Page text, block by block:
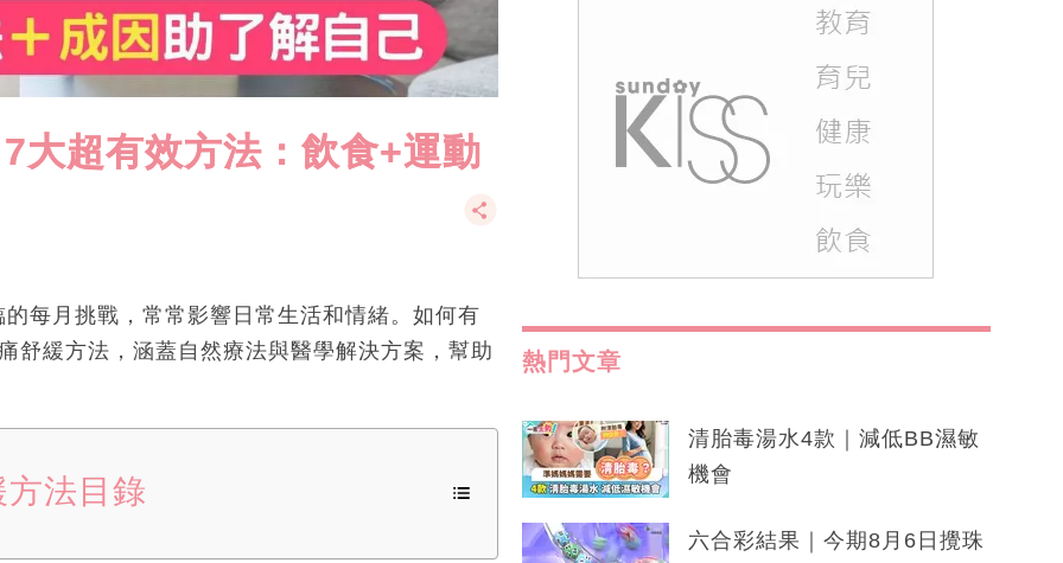
大超有效方法：飲食+運動
每月挑戰，常常影響日常生活和情緒。如何有
舒緩方法，涵蓋自然療法與醫學解決方案，幫助
法目錄
熱門文章
清胎毒湯水4款｜減低BB濕敏
機會
六合彩結果｜今期8月6日攪珠